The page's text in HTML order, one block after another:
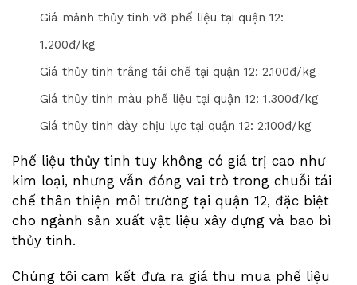
Giá mảnh thủy tinh vỡ phế liệu tại quận 12:
1.200đ/kg
Giá thủy tinh trắng tái chế tại quận 12: 2.100đ/kg
Giá thủy tinh màu phế liệu tại quận 12: 1.300đ/kg
Giá thủy tinh dày chịu lực tại quận 12: 2.100đ/kg
Phế liệu thủy tinh tuy không có giá trị cao như
kim loại, nhưng vẫn đóng vai trò trong chuỗi tái
chế thân thiện môi trường tại quận 12, đặc biệt
cho ngành sản xuất vật liệu xây dựng và bao bì
thủy tinh.
Chúng tôi cam kết đưa ra giá thu mua phế liệu